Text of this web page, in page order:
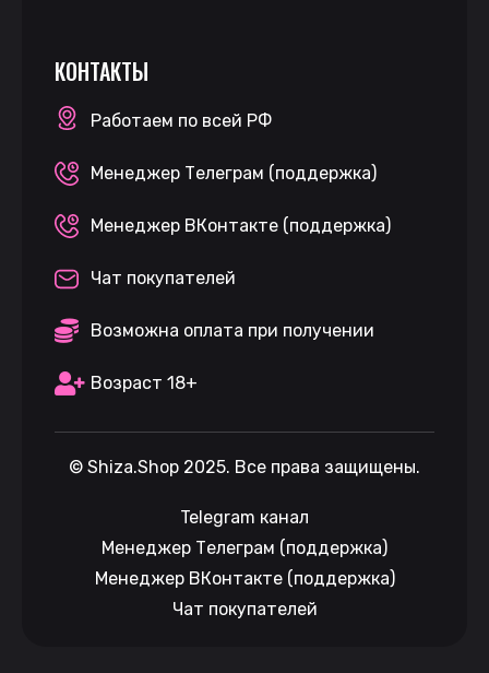
КОНТАКТЫ
Работаем по всей РФ
Менеджер Телеграм (поддержка)
Менеджер ВКонтакте (поддержка)
Чат покупателей
Возможна оплата при получении
Возраст 18+
© Shiza.Shop 2025. Все права защищены.
Telegram канал
Менеджер Телеграм (поддержка)
Менеджер ВКонтакте (поддержка)
Чат покупателей